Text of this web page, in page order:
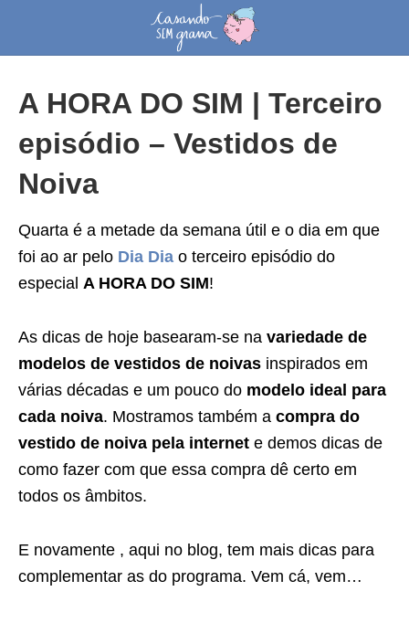
A HORA DO SIM | Terceiro
episódio – Vestidos de
Noiva
Quarta é a metade da semana útil e o dia em que
foi ao ar pelo Dia Dia o terceiro episódio do
especial A HORA DO SIM!
As dicas de hoje basearam-se na variedade de
modelos de vestidos de noivas inspirados em
várias décadas e um pouco do modelo ideal para
cada noiva. Mostramos também a compra do
vestido de noiva pela internet e demos dicas de
como fazer com que essa compra dê certo em
todos os âmbitos.
E novamente , aqui no blog, tem mais dicas para
complementar as do programa. Vem cá, vem…